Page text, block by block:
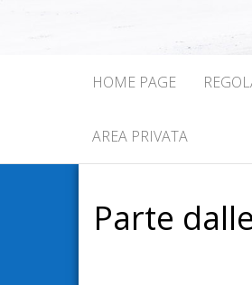
HOME PAGE
AREA PRIVATA
Parte